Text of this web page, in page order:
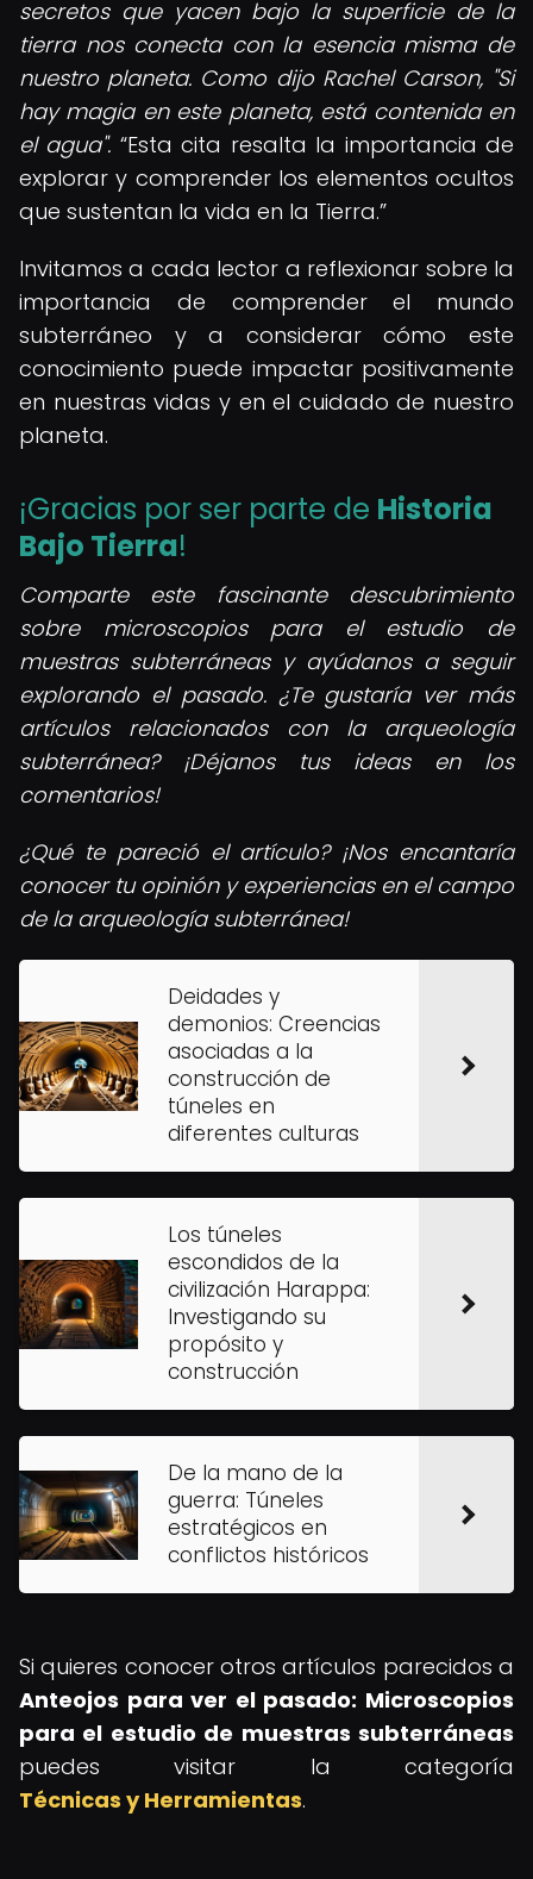
secretos que yacen bajo la superficie de la
tierra nos conecta con la esencia misma de
nuestro planeta. Como dijo Rachel Carson, "Si
hay magia en este planeta, está contenida en
el agua". Esta cita resalta la importancia de
explorar y comprender los elementos ocultos
que sustentan la vida en la Tierra.
Invitamos a cada lector a reflexionar sobre la
importancia de comprender el mundo
subterráneo y a considerar cómo este
conocimiento puede impactar positivamente
en nuestras vidas y en el cuidado de nuestro
planeta.
¡Gracias por ser parte de Historia
Bajo Tierra!
Comparte este fascinante descubrimiento
sobre microscopios para el estudio de
muestras subterráneas y ayúdanos a seguir
explorando el pasado. ¿Te gustaría ver más
artículos relacionados con la arqueología
subterránea? ¡Déjanos tus ideas en los
comentarios!
¿Qué te pareció el artículo? ¡Nos encantaría
conocer tu opinión y experiencias en el campo
de la arqueología subterránea!
Deidades y
demonios: Creencias
asociadas a la
construcción de
túneles en
diferentes culturas
Los túneles
escondidos de la
civilización Harappa:
Investigando su
propósito y
construcción
De la mano de la
guerra: Túneles
estratégicos en
conflictos históricos
Si quieres conocer otros artículos parecidos a
Anteojos para ver el pasado: Microscopios
para el estudio de muestras subterráneas
puedes visitar la categoría
Técnicas y Herramientas.